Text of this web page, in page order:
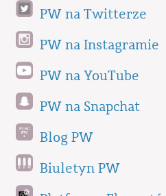
PW na Twitterze
PW na Instagramie
PW na YouTube
PW na Snapchat
Blog PW
Biuletyn PW